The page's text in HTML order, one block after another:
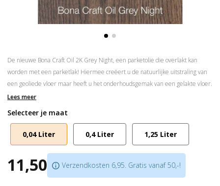
De nieuwe Bona Craft Oil 2K Grey Night, een parketolie die overlakt kan
worden met een parketlak! Hiermee creëert u de natuurlijke uitstraling van
een geoliede vloer maar heeft u het onderhoudsgemak van een gelakte vloer.
Snelle uitharding – vloeren klaar voor licht gebruik na 8 uur
Beschikbaar in 17kleuren
Overlakbaar met een van deBona traffic lakken
Scroll naar beneden voor gebruiksaanwijzing! Tip: om deze kleur uit te testen
kun je de tester van 0,05 bestellen, deze is altijd 1k.
Lees meer
Selecteer je maat
0,04 Liter 0,4 Liter 1,25 Liter
11,50 Verzendkosten 6,95. Gratis vanaf 50,-!